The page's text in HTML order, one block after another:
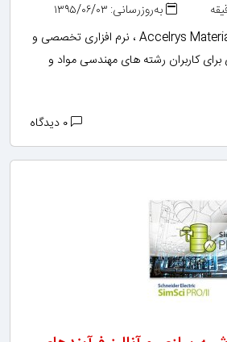
به‌روزرسانی: ۱۳۹۵/۰۶/۰۳
نرم افزار Accelrys Materials Studio 6.0 ، نرم افزاری تخصصی و
کاربران رشته های مهندسی مواد و